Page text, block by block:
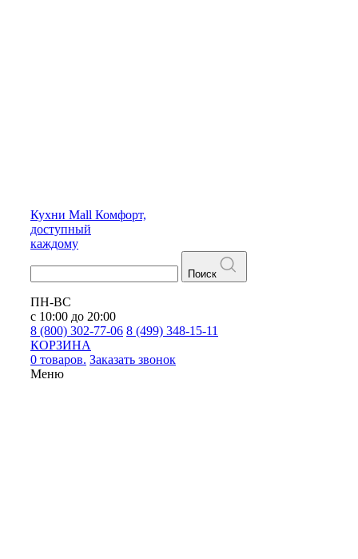
Кухни Mall Комфорт,
доступный
каждому
Поиск
ПН-ВС
с 10:00 до 20:00
8 (800) 302-77-06 8 (499) 348-15-11
КОРЗИНА
0 товаров. Заказать звонок
Меню